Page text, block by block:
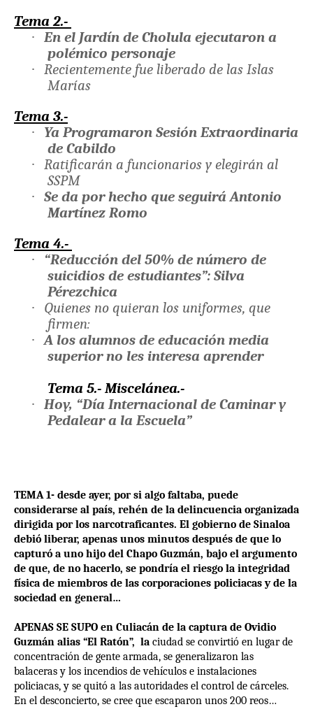
Tema 2.-
· En el Jardín de Cholula ejecutaron a
polémico personaje
· Recientemente fue liberado de las Islas
Marías
Tema 3.-
·
Ya Programaron Sesión Extraordinaria
de Cabildo
· Ratificarán a funcionarios y elegirán al
SSPM
· Se da por hecho que seguirá Antonio
Martínez Romo
Tema 4.-
·
“Reducción del 50% de número de
suicidios de estudiantes”: Silva
Pérezchica
·
Quienes no quieran los uniformes, que
firmen:
· A los alumnos de educación media
superior no les interesa aprender
Tema 5.- Miscelánea.-
· Hoy, “Día Internacional de Caminar y
Pedalear a la Escuela”
TEMA 1- desde ayer, por si algo faltaba, puede
considerarse al país, rehén de la delincuencia organizada
dirigida por los narcotraficantes. El gobierno de Sinaloa
debió liberar, apenas unos minutos después de que lo
capturó a uno hijo del Chapo Guzmán, bajo el argumento
de que, de no hacerlo, se pondría el riesgo la integridad
física de miembros de las corporaciones policiacas y de la
sociedad en general…
APENAS SE SUPO en Culiacán de la captura de Ovidio
Guzmán alias “El Ratón”, la ciudad se convirtió en lugar de
concentración de gente armada, se generalizaron las
balaceras y los incendios de vehículos e instalaciones
policiacas, y se quitó a las autoridades el control de cárceles.
En el desconcierto, se cree que escaparon unos 200 reos…